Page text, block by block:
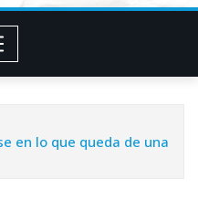
en lo que queda de una